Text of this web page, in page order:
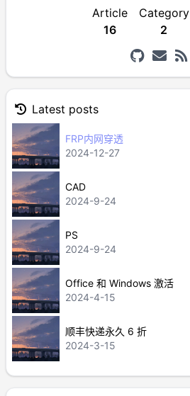
Article
16
Category
2
Latest posts
FRP内网穿透
2024-12-27
CAD
2024-9-24
PS
2024-9-24
Office 和 Windows 激活
2024-4-15
顺丰快递永久 6 折
2024-3-15